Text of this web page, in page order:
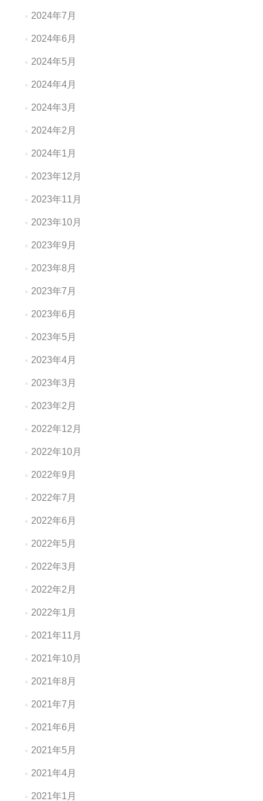
2024年7月
2024年6月
2024年5月
2024年4月
2024年3月
2024年2月
2024年1月
2023年12月
2023年11月
2023年10月
2023年9月
2023年8月
2023年7月
2023年6月
2023年5月
2023年4月
2023年3月
2023年2月
2022年12月
2022年10月
2022年9月
2022年7月
2022年6月
2022年5月
2022年3月
2022年2月
2022年1月
2021年11月
2021年10月
2021年8月
2021年7月
2021年6月
2021年5月
2021年4月
2021年1月